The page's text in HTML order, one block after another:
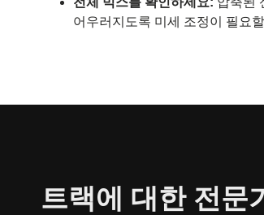
어우러지도록 미세 조정이 필요
트랙에 대한 전문